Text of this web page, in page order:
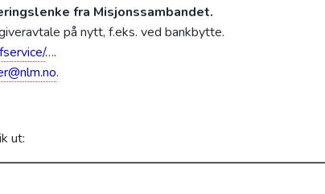
fra Misjonssambandet.
på nytt, f.eks. ved bankbytte.
….
.
ut: